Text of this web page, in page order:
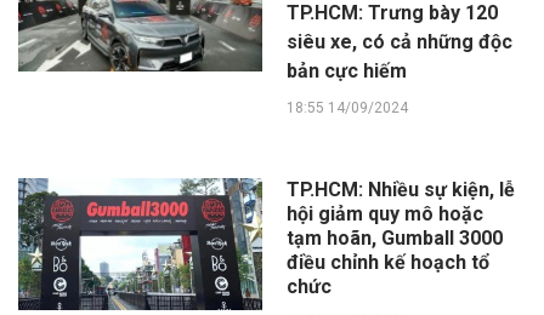
TP.HCM: Trưng bày 120
siêu xe, có cả những độc
bản cực hiếm
18:55 14/09/2024
TP.HCM: Nhiều sự kiện, lễ
hội giảm quy mô hoặc
tạm hoãn, Gumball 3000
điều chỉnh kế hoạch tổ
chức